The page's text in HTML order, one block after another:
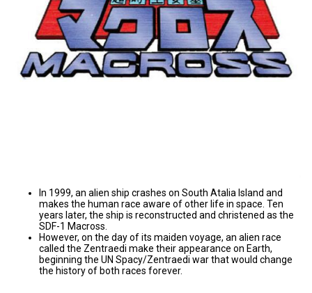
In 1999, an alien ship crashes on South Atalia Island and
makes the human race aware of other life in space. Ten
years later, the ship is reconstructed and christened as the
SDF-1 Macross.
However, on the day of its maiden voyage, an alien race
called the Zentraedi make their appearance on Earth,
beginning the UN Spacy/Zentraedi war that would change
the history of both races forever.